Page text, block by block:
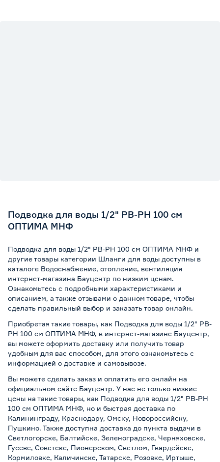
Подводка для воды 1/2" РВ-РН 100 см
ОПТИМА МНФ
Подводка для воды 1/2" РВ-РН 100 см ОПТИМА МНФ и
другие товары категории Шланги для воды доступны в
каталоге Водоснабжение, отопление, вентиляция
интернет-магазина Бауцентр по низким ценам.
Ознакомьтесь с подробными характеристиками и
описанием, а также отзывами о данном товаре, чтобы
сделать правильный выбор и заказать товар онлайн.
Приобретая такие товары, как Подводка для воды 1/2" РВ-
РН 100 см ОПТИМА МНФ, в интернет-магазине Бауцентр,
вы можете оформить доставку или получить товар
удобным для вас способом, для этого ознакомьтесь с
информацией о доставке и самовывозе.
Вы можете сделать заказ и оплатить его онлайн на
официальном сайте Бауцентр. У нас не только низкие
цены на такие товары, как Подводка для воды 1/2" РВ-РН
100 см ОПТИМА МНФ, но и быстрая доставка по
Калининграду, Краснодару, Омску, Новороссийску,
Пушкино. Также доступна доставка до пункта выдачи в
Светлогорске, Балтийске, Зеленоградске, Черняховске,
Гусеве, Советске, Пионерском, Светлом, Гвардейске,
Кормиловке, Каличинске, Татарске, Розовке, Иртыше,